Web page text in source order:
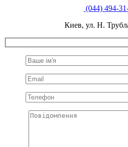
(044) 494-
Киев, ул. Н.